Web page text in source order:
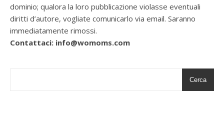
dominio; qualora la loro pubblicazione violasse eventuali
diritti d’autore, vogliate comunicarlo via email. Saranno
immediatamente rimossi.
Contattaci: info@womoms.com
Cerca